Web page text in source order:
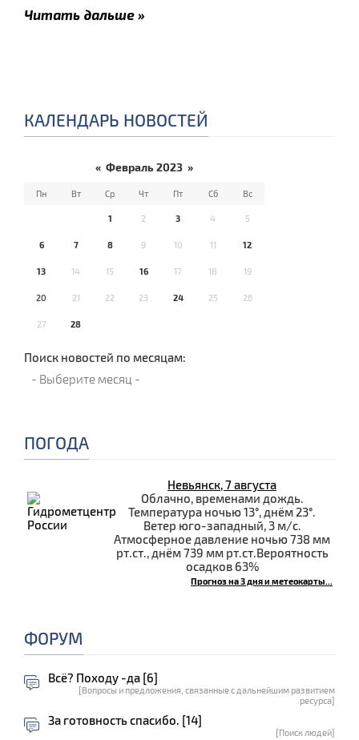
Читать дальше »
КАЛЕНДАРЬ НОВОСТЕЙ
« Февраль 2023 »
Пн Вт Ср Чт Пт Сб Вс
1 2 3 4 5
6 7 8 9 10 11 12
13 14 15 16 17 18 19
20 21 22 23 24 25 26
27 28
Поиск новостей по месяцам:
ПОГОДА
Невьянск, 7 августа
Облачно, временами дождь.
Температура ночью 13°, днём 23°.
Ветер юго-западный, 3 м/с.
Атмосферное давление ночью 738 мм
рт.ст., днём 739 мм рт.ст.Вероятность
осадков 63%
Прогноз на 3 дня и метеокарты...
ФОРУМ
Всё? Походу -да [6]
[Вопросы и предложения, связанные с дальнейшим развитием
ресурса]
За готовность спасибо. [14]
[Поиск людей]